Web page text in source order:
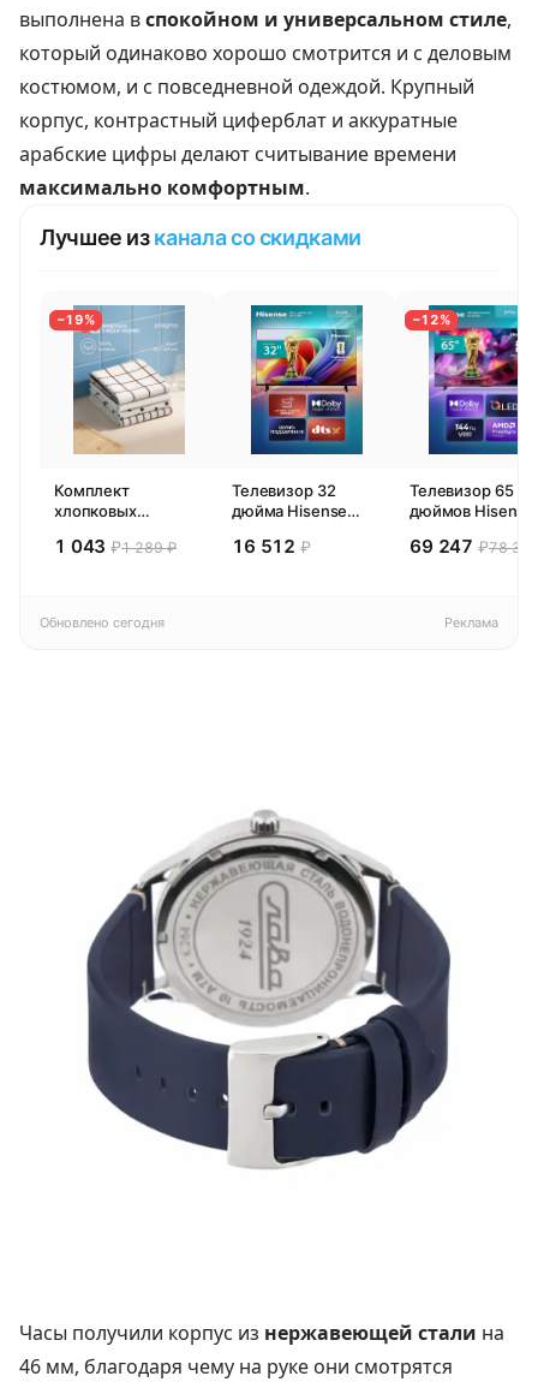
выполнена вспокойном и универсальном стиле,
который одинаково хорошо смотрится и с деловым
костюмом, и с повседневной одеждой. Крупный
корпус, контрастный циферблат и аккуратные
арабские цифры делают считывание времени
максимально комфортным.
Лучшее изканала со скидками
−19%
Комплект
хлопковых
полотенец 4 шт,
1 043₽1 289 ₽
Телевизор 32
дюйма Hisense
Смарт ТВ HD
16 512 ₽
−12%
Телевизор 65
дюймов Hisense
(2026) Смарт ТВ
69 247 ₽78
Обновлено сегодня Реклама
Часы получили корпус из нержавеющей стали на
46 мм, благодаря чему на руке они смотрятся